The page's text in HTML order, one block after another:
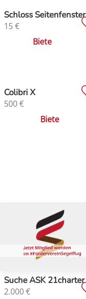
Schloss Seitenfenster
15 €
Biete
Colibri X
500 €
Biete
Suche ASK 21charter
2.000 €